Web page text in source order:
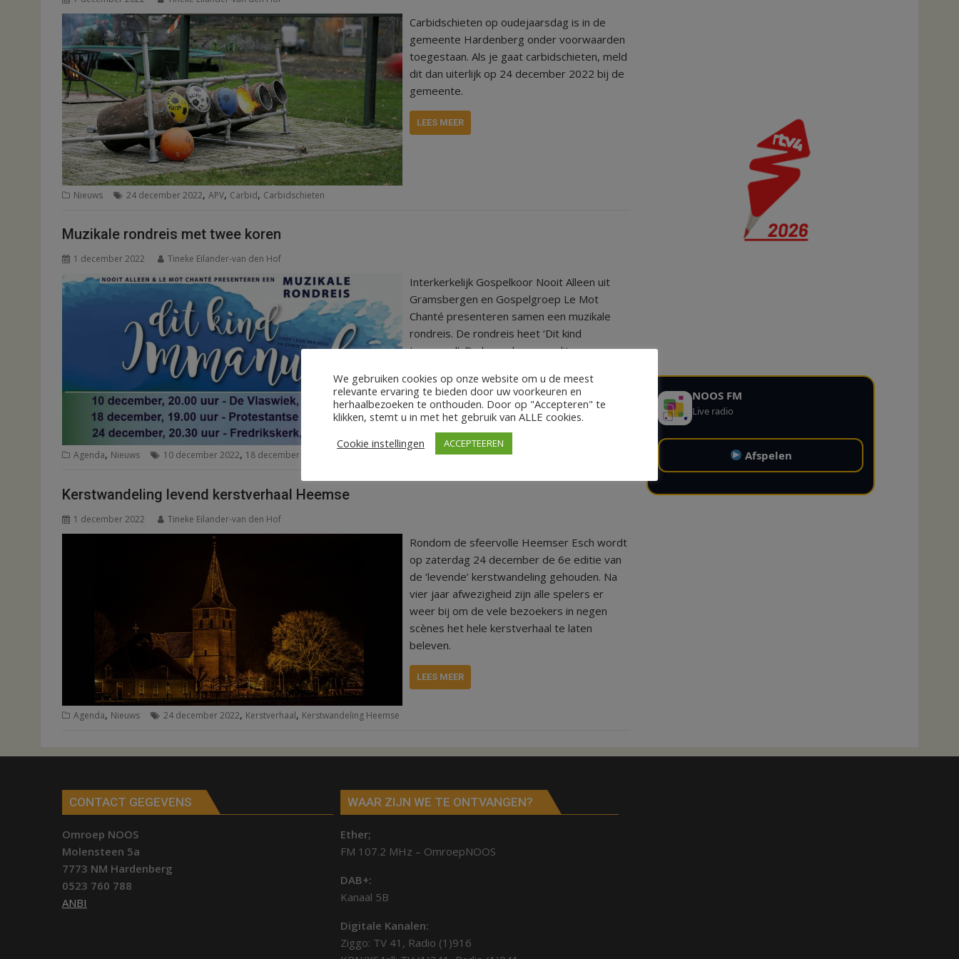
Carbidschieten op oudejaarsdag is in de
gemeente Hardenberg onder voorwaarden
toegestaan. Als je gaat carbidschieten, meld
dit dan uiterlijk op 24 december 2022 bij de
gemeente.
LEES MEER
Nieuws 24 december 2022, APV, Carbid, Carbidschieten
Muzikale rondreis met twee koren
1 december 2022 Tineke Eilander-van den Hof
Interkerkelijk Gospelkoor Nooit Alleen uit
Gramsbergen en Gospelgroep Le Mot
Chanté presenteren samen een muzikale
rondreis. De rondreis heet ‘Dit kind
Immanuel’. De koren brengen dit
leven.
LEES MEER
Agenda, Nieuws 10 december 2022, 18 december 2022 , concert,Le Mot Chanté,Nooit Alleen
Kerstwandeling levend kerstverhaal Heemse
1 december 2022 Tineke Eilander-van den Hof
Rondom de sfeervolle Heemser Esch wordt
op zaterdag 24 december de 6e editie van
de ‘levende’ kerstwandeling gehouden. Na
vier jaar afwezigheid zijn alle spelers er
weer bij om de vele bezoekers in negen
scènes het hele kerstverhaal te laten
beleven.
LEES MEER
Agenda, Nieuws 24 december 2022, Kerstverhaal, Kerstwandeling Heemse
NOOS FM
Live radio
Afspelen
CONTACT GEGEVENS
Omroep NOOS
Molensteen 5a
7773 NM Hardenberg
0523 760 788
ANBI
WAAR ZIJN WE TE ONTVANGEN?
Ether;
FM 107.2 MHz – OmroepNOOS
DAB+:
Kanaal 5B
Digitale Kanalen:
Ziggo: TV 41, Radio (1)916
We gebruiken cookies op onze website om u de meest
relevante ervaring te bieden door uw voorkeuren en
herhaalbezoeken te onthouden. Door op "Accepteren" te
klikken, stemt u in met het gebruik van ALLE cookies.
Cookie instellingen
ACCEPTEEREN